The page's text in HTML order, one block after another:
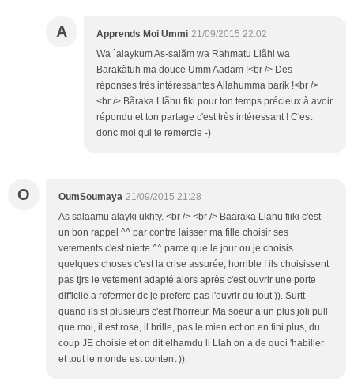
A Apprends Moi Ummi 21/09/2015 22:02
Wa `alaykum As-salãm wa Rahmatu Llãhi wa
Barakãtuh ma douce Umm Aadam !<br /> Des
réponses très intéressantes Allahumma barik !<br />
<br /> Bãraka Llãhu fiki pour ton temps précieux à avoir
répondu et ton partage c'est très intéressant ! C'est
donc moi qui te remercie -)
O OumSoumaya 21/09/2015 21:28
As salaamu alayki ukhty. <br /> <br /> Baaraka Llahu fiiki c'est
un bon rappel ^^ par contre laisser ma fille choisir ses
vetements c'est niette ^^ parce que le jour ou je choisis
quelques choses c'est la crise assurée, horrible ! ils choisissent
pas tjrs le vetement adapté alors après c'est ouvrir une porte
difficile a refermer dc je prefere pas l'ouvrir du tout )). Surtt
quand ils st plusieurs c'est l'horreur. Ma soeur a un plus joli pull
que moi, il est rose, il brille, pas le mien ect on en fini plus, du
coup JE choisie et on dit elhamdu li Llah on a de quoi 'habiller
et tout le monde est content )).